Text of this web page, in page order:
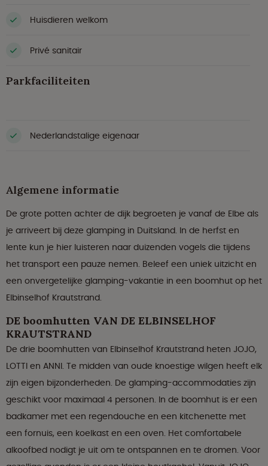
Huisdieren welkom
Privé sanitair
Parkfaciliteiten
Nederlandstalige eigenaar
Algemene informatie
De grote potten achter de dijk begroeten je vanaf de Elbe als
je arriveert bij deze glamping in Duitsland. In de herfst en
lente kun je hier luisteren naar duizenden vogels die tijdens
het transport een pauze nemen. Beleef een uniek uitzicht en
een onvergetelijke glamping-vakantie in een boomhut op het
Elbinselhof Krautstrand.
DE boomhutten VAN DE ELBINSELHOF
KRAUTSTRAND
De drie boomhutten van Elbinselhof Krautstrand heten JOJO,
LOTTI en ANNI. Te midden van oude knoestige wilgen heeft elk
zijn eigen bijzonderheden. De glamping-accommodaties zijn
geschikt voor maximaal 4 personen. In de boomhut is er een
badkamer met een regendouche en een kitchenette met
een fornuis, een koelkast en een oven. Het comfortabele
alkoofbed nodigt je uit om te ontspannen en te dromen. Voor